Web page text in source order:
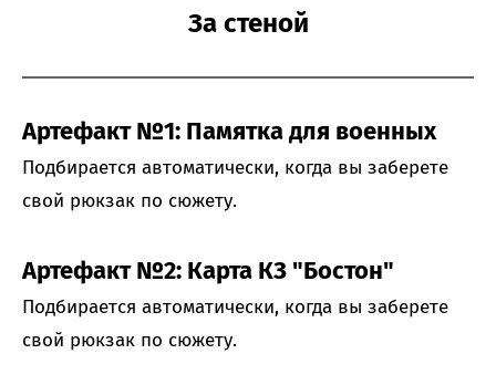
За стеной
Артефакт №1: Памятка для военных
Подбирается автоматически, когда вы заберете
свой рюкзак по сюжету.
Артефакт №2: Карта КЗ "Бостон"
Подбирается автоматически, когда вы заберете
свой рюкзак по сюжету.